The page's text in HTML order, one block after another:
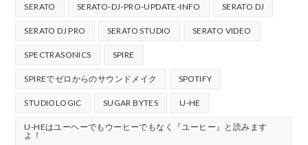
SERATO SERATO-DJ-PRO-UPDATE-INFO SERATO DJ
SERATO DJ PRO SERATO STUDIO SERATO VIDEO
SPECTRASONICS SPIRE
SPIREでゼロからのサウンドメイク SPOTIFY
STUDIOLOGIC SUGAR BYTES U-HE
U-HEはユーヘーでもウーヒーでもなく『ユーヒー』と読みます
よ！